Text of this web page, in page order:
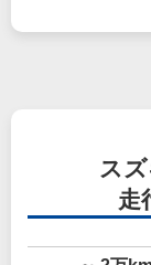
ス
走